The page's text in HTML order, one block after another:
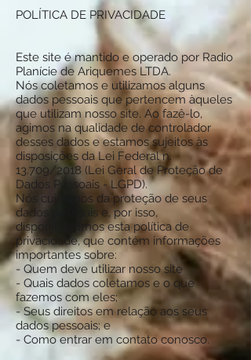
POLÍTICA DE PRIVACIDADE
Este site é mantido e operado por Radio
Planície de Ariquemes LTDA.
Nós coletamos e utilizamos alguns
dados pessoais que pertencem àqueles
que utilizam nosso site. Ao fazê-lo,
agimos na qualidade de controlador
desses dados e estamos sujeitos às
disposições da Lei Federal n.
13.709/2018 (Lei Geral de Proteção de
Dados Pessoais - LGPD).
Nós cuidamos da proteção de seus
dados pessoais e, por isso,
disponibilizamos esta política de
privacidade, que contém informações
importantes sobre:
- Quem deve utilizar nosso site
- Quais dados coletamos e o que
fazemos com eles;
- Seus direitos em relação aos seus
dados pessoais; e
- Como entrar em contato conosco.